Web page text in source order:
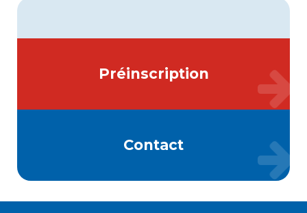
Préinscription
Contact